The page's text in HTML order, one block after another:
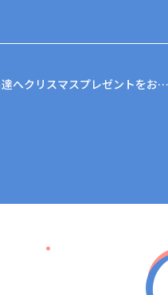
地域の子ども達へクリスマスプレゼントをお届けをしました